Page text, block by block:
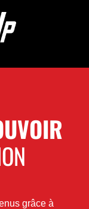
grâce à